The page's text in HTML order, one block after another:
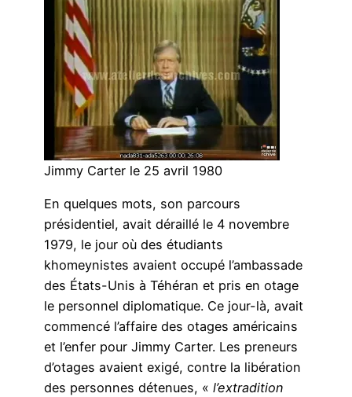
Jimmy Carter le 25 avril 1980
En quelques mots, son parcours
présidentiel, avait déraillé le 4 novembre
1979, le jour où des étudiants
khomeynistes avaient occupé l’ambassade
des États-Unis à Téhéran et pris en otage
le personnel diplomatique. Ce jour-là, avait
commencé l’affaire des otages américains
et l’enfer pour Jimmy Carter. Les preneurs
d’otages avaient exigé, contre la libération
des personnes détenues, « l’extradition